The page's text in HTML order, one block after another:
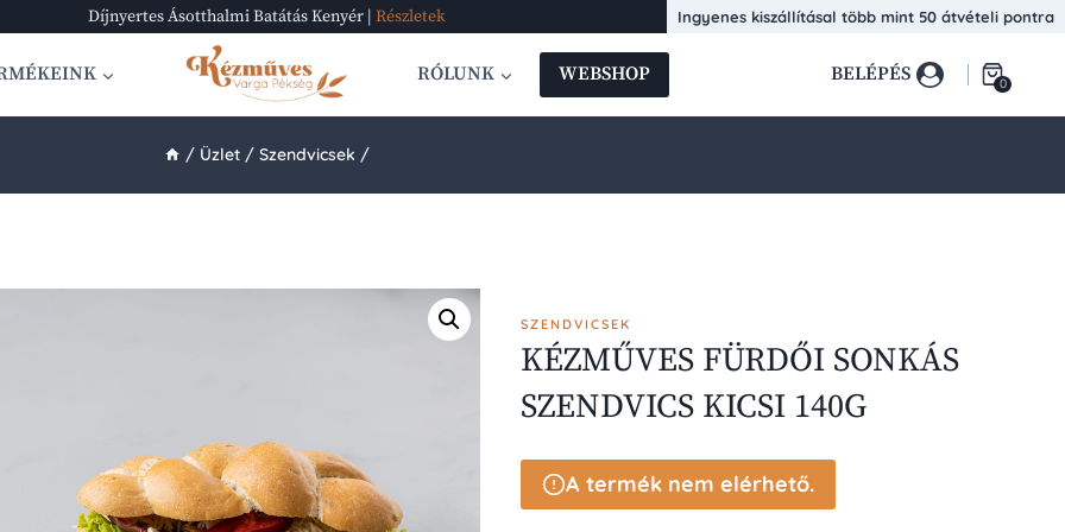
Díjnyertes Ásotthalmi Batátás Kenyér | Részletek Ingyenes kiszállításal több mint 50 átvételi pontra
RÓLUNK WEBSHOP BELÉPÉS 0
/ Üzlet / Szendvicsek /
SZENDVICSEK
KÉZMŰVES FÜRDŐI SONKÁS
SZENDVICS KICSI 140G
A termék nem elérhető.